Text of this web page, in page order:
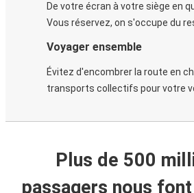
De votre écran à votre siège en
Vous réservez, on s'occupe du
Voyager ensemble
Évitez d'encombrer la route en
transports collectifs pour votre
Plus de 500
passagers nous